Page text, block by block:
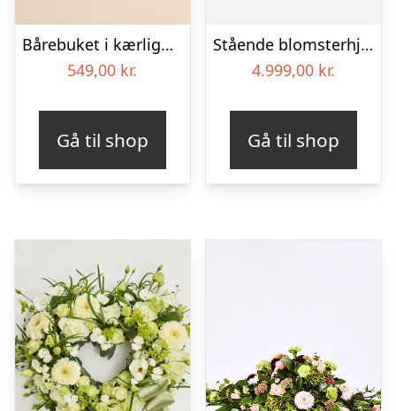
Bårebuket i kærlighedens farver
549,00 kr.
Gå til shop
Stående blomsterhjerte – Et eksklusivt farvel
4.999,00 kr.
Gå til shop